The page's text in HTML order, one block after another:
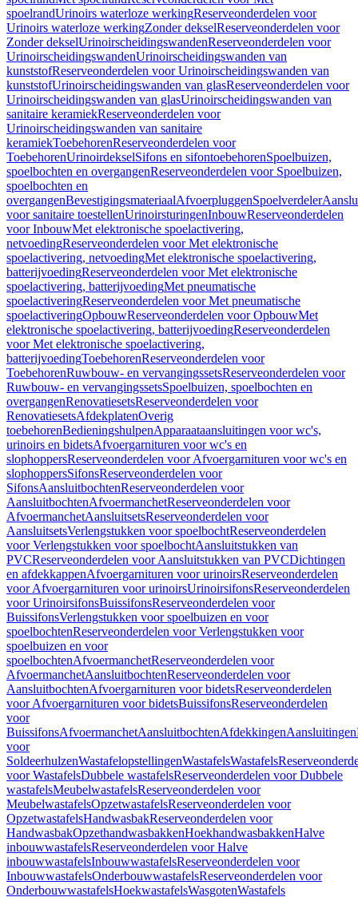
spoelrandUrinoirs waterloze werkingReserveonderdelen voor
Urinoirs waterloze werkingZonder dekselReserveonderdelen voor
Zonder dekselUrinoirscheidingswandenReserveonderdelen voor
UrinoirscheidingswandenUrinoirscheidingswanden van
kunststofReserveonderdelen voor Urinoirscheidingswanden van
kunststofUrinoirscheidingswanden van glasReserveonderdelen voor
Urinoirscheidingswanden van glasUrinoirscheidingswanden van
sanitaire keramiekReserveonderdelen voor
Urinoirscheidingswanden van sanitaire
keramiekToebehorenReserveonderdelen voor
ToebehorenUrinoirdekselSifons en sifontoebehorenSpoelbuizen,
spoelbochten en overgangenReserveonderdelen voor Spoelbuizen,
spoelbochten en
overgangenBevestigingsmateriaalAfvoerpluggenSpoelverdeler
voor sanitaire toestellenUrinoirsturingenInbouwReserveonderdelen
voor InbouwMet elektronische spoelactivering,
netvoedingReserveonderdelen voor Met elektronische
spoelactivering, netvoedingMet elektronische spoelactivering,
batterijvoedingReserveonderdelen voor Met elektronische
spoelactivering, batterijvoedingMet pneumatische
spoelactiveringReserveonderdelen voor Met pneumatische
spoelactiveringOpbouwReserveonderdelen voor OpbouwMet
elektronische spoelactivering, batterijvoedingReserveonderdelen
voor Met elektronische spoelactivering,
batterijvoedingToebehorenReserveonderdelen voor
ToebehorenRuwbouw- en vervangingssetsReserveonderdelen voor
Ruwbouw- en vervangingssetsSpoelbuizen, spoelbochten en
overgangenRenovatiesetsReserveonderdelen voor
RenovatiesetsAfdekplatenOverig
toebehorenBedieningshulpenApparaataansluitingen voor wc's,
urinoirs en bidetsAfvoergarnituren voor wc's en
slophoppersReserveonderdelen voor Afvoergarnituren voor wc's en
slophoppersSifonsReserveonderdelen voor
SifonsAansluitbochtenReserveonderdelen voor
AansluitbochtenAfvoermanchetReserveonderdelen voor
AfvoermanchetAansluitsetsReserveonderdelen voor
AansluitsetsVerlengstukken voor spoelbochtReserveonderdelen
voor Verlengstukken voor spoelbochtAansluitstukken van
PVCReserveonderdelen voor Aansluitstukken van PVCDichtingen
en afdekkappenAfvoergarnituren voor urinoirsReserveonderdelen
voor Afvoergarnituren voor urinoirsUrinoirsifonsReserveonderdelen
voor UrinoirsifonsBuissifonsReserveonderdelen voor
BuissifonsVerlengstukken voor spoelbuizen en voor
spoelbochtenReserveonderdelen voor Verlengstukken voor
spoelbuizen en voor
spoelbochtenAfvoermanchetReserveonderdelen voor
AfvoermanchetAansluitbochtenReserveonderdelen voor
AansluitbochtenAfvoergarnituren voor bidetsReserveonderdelen
voor Afvoergarnituren voor bidetsBuissifonsReserveonderdelen
voor
BuissifonsAfvoermanchetAansluitbochtenAfdekkingenAansluitingen
voor
SoldeerhulzenWastafelopstellingenWastafelsWastafels
voor WastafelsDubbele wastafelsReserveonderdelen voor Dubbele
wastafelsMeubelwastafelsReserveonderdelen voor
MeubelwastafelsOpzetwastafelsReserveonderdelen voor
OpzetwastafelsHandwasbakReserveonderdelen voor
HandwasbakOpzethandwasbakkenHoekhandwasbakkenHalve
inbouwwastafelsReserveonderdelen voor Halve
inbouwwastafelsInbouwwastafelsReserveonderdelen voor
InbouwwastafelsOnderbouwwastafelsReserveonderdelen voor
OnderbouwwastafelsHoekwastafelsWasgotenWastafels